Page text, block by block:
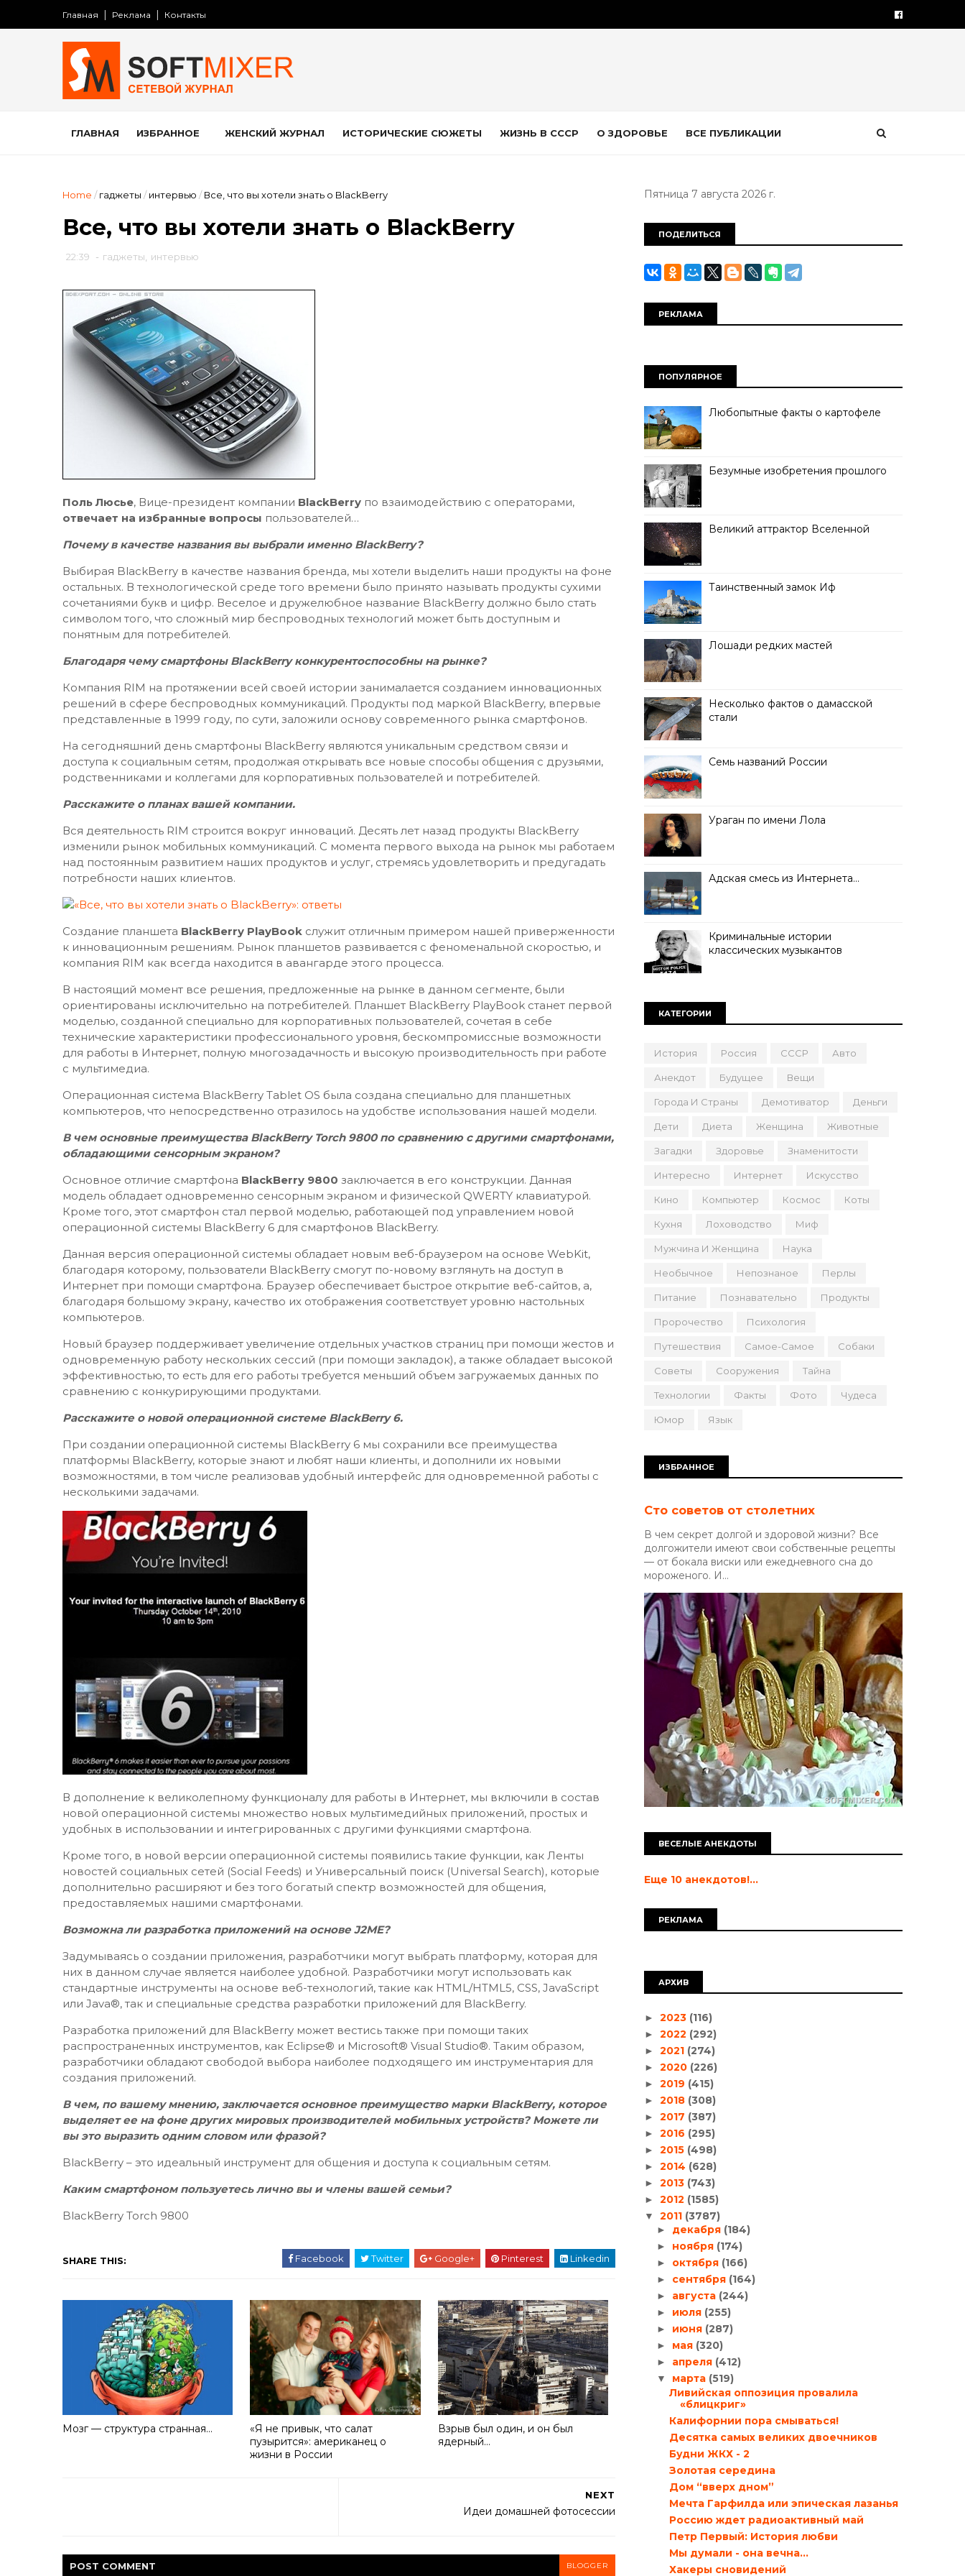
Главная Реклама Контакты
ГЛАВНАЯ ИЗБРАННОЕ ЖЕНСКИЙ ЖУРНАЛ ИСТОРИЧЕСКИЕ СЮЖЕТЫ ЖИЗНЬ В СССР О ЗДОРОВЬЕ ВСЕ ПУБЛИКАЦИИ
Home / гаджеты / интервью / Все, что вы хотели знать о BlackBerry
Все, что вы хотели знать о BlackBerry
22:39 - гаджеты интервью
Поль Люсье, Вице-президент компании BlackBerry по взаимодействию с операторами,
отвечает на избранные вопросы пользователей…
Почему в качестве названия вы выбрали именно BlackBerry?
Выбирая BlackBerry в качестве названия бренда, мы хотели выделить наши продукты на фоне
остальных. В технологической среде того времени было принято называть продукты сухими
сочетаниями букв и цифр. Веселое и дружелюбное название BlackBerry должно было стать
символом того, что сложный мир беспроводных технологий может быть доступным и
понятным для потребителей.
Благодаря чему смартфоны BlackBerry конкурентоспособны на рынке?
Компания RIM на протяжении всей своей истории занималается созданием инновационных
решений в сфере беспроводных коммуникаций. Продукты под маркой BlackBerry, впервые
представленные в 1999 году, по сути, заложили основу современного рынка смартфонов.
На сегодняшний день смартфоны BlackBerry являются уникальным средством связи и
доступа к социальным сетям, продолжая открывать все новые способы общения с друзьями,
родственниками и коллегами для корпоративных пользователей и потребителей.
Расскажите о планах вашей компании.
Вся деятельность RIM строится вокруг инноваций. Десять лет назад продукты BlackBerry
изменили рынок мобильных коммуникаций. С момента первого выхода на рынок мы работаем
над постоянным развитием наших продуктов и услуг, стремясь удовлетворить и предугадать
потребности наших клиентов.
Создание планшета BlackBerry PlayBook служит отличным примером нашей приверженности
к инновационным решениям. Рынок планшетов развивается с феноменальной скоростью, и
компания RIM как всегда находится в авангарде этого процесса.
В настоящий момент все решения, предложенные на рынке в данном сегменте, были
ориентированы исключительно на потребителей. Планшет BlackBerry PlayBook станет первой
моделью, созданной специально для корпоративных пользователей, сочетая в себе
технические характеристики профессионального уровня, бескомпромиссные возможности
для работы в Интернет, полную многозадачность и высокую производительность при работе
с мультимедиа.
Операционная система BlackBerry Tablet OS была создана специально для планшетных
компьютеров, что непосредственно отразилось на удобстве использования нашей модели.
В чем основные преимущества BlackBerry Torch 9800 по сравнению с другими смартфонами,
обладающими сенсорным экраном?
Основное отличие смартфона BlackBerry 9800 заключается в его конструкции. Данная
модель обладает одновременно сенсорным экраном и физической QWERTY клавиатурой.
Кроме того, этот смартфон стал первой моделью, работающей под управлением новой
операционной системы BlackBerry 6 для смартфонов BlackBerry.
Данная версия операционной системы обладает новым веб-браузером на основе WebKit,
благодаря которому, пользователи BlackBerry смогут по-новому взглянуть на доступ в
Интернет при помощи смартфона. Браузер обеспечивает быстрое открытие веб-сайтов, а,
благодаря большому экрану, качество их отображения соответствует уровню настольных
компьютеров.
Новый браузер поддерживает увеличение отдельных участков страниц при помощи жестов и
одновременную работу нескольких сессий (при помощи закладок), а также обладает высокой
эффективностью, то есть для его работы требуется меньший объем загружаемых данных по
сравнению с конкурирующими продуктами.
Расскажите о новой операционной системе BlackBerry 6.
При создании операционной системы BlackBerry 6 мы сохранили все преимущества
платформы BlackBerry, которые знают и любят наши клиенты, и дополнили их новыми
возможностями, в том числе реализовав удобный интерфейс для одновременной работы с
несколькими задачами.
В дополнение к великолепному функционалу для работы в Интернет, мы включили в состав
новой операционной системы множество новых мультимедийных приложений, простых и
удобных в использовании и интегрированных с другими функциями смартфона.
Кроме того, в новой версии операционной системы появились такие функции, как Ленты
новостей социальных сетей (Social Feeds) и Универсальный поиск (Universal Search), которые
дополнительно расширяют и без того богатый спектр возможностей для общения,
предоставляемых нашими смартфонами.
Возможна ли разработка приложений на основе J2ME?
Задумываясь о создании приложения, разработчики могут выбрать платформу, которая для
них в данном случае является наиболее удобной. Разработчики могут использовать как
стандартные инструменты на основе веб-технологий, такие как HTML/HTML5, CSS, JavaScript
или Java®, так и специальные средства разработки приложений для BlackBerry.
Разработка приложений для BlackBerry может вестись также при помощи таких
распространенных инструментов, как Eclipse® и Microsoft® Visual Studio®. Таким образом,
разработчики обладают свободой выбора наиболее подходящего им инструментария для
создания приложений.
В чем, по вашему мнению, заключается основное преимущество марки BlackBerry, которое
выделяет ее на фоне других мировых производителей мобильных устройств? Можете ли
вы это выразить одним словом или фразой?
BlackBerry – это идеальный инструмент для общения и доступа к социальным сетям.
Каким смартфоном пользуетесь лично вы и члены вашей семьи?
BlackBerry Torch 9800
SHARE THIS: Facebook Twitter Google+ Pinterest Linkedin
Мозг — структура странная…
«Я не привык, что салат
пузырится»: американец о
жизни в России
Взрыв был один, и он был
ядерный…
NEXT
Идеи домашней фотосессии
POST COMMENT BLOGGER
Пятница 7 августа 2026 г.
ПОДЕЛИТЬСЯ
РЕКЛАМА
ПОПУЛЯРНОЕ
Любопытные факты о картофеле
Безумные изобретения прошлого
Великий аттрактор Вселенной
Таинственный замок Иф
Лошади редких мастей
Несколько фактов о дамасской
стали
Семь названий России
Ураган по имени Лола
Адская смесь из Интернета…
Криминальные истории
классических музыкантов
КАТЕГОРИИ
История Россия СССР Авто
Анекдот Будущее Вещи
Города И Страны Демотиватор Деньги
Дети Диета Женщина Животные
Загадки Здоровье Знаменитости
Интересно Интернет Искусство
Кино Компьютер Космос Коты
Кухня Лоховодство Миф
Мужчина И Женщина Наука
Необычное Непознаное Перлы
Питание Познавательно Продукты
Пророчество Психология
Путешествия Самое-Самое Собаки
Советы Сооружения Тайна
Технологии Факты Фото Чудеса
Юмор Язык
ИЗБРАННОЕ
Сто советов от столетних
В чем секрет долгой и здоровой жизни? Все
долгожители имеют свои собственные рецепты
— от бокала виски или ежедневного сна до
мороженого. И...
ВЕСЕЛЫЕ АНЕКДОТЫ
Еще 10 анекдотов!...
РЕКЛАМА
АРХИВ
► 2023 (116)
► 2022 (292)
► 2021 (274)
► 2020 (226)
► 2019 (415)
► 2018 (308)
► 2017 (387)
► 2016 (295)
► 2015 (498)
► 2014 (628)
► 2013 (743)
► 2012 (1585)
▼ 2011 (3787)
► декабря (184)
► ноября (174)
► октября (166)
► сентября (164)
► августа (244)
► июля (255)
► июня (287)
► мая (320)
► апреля (412)
▼ марта (519)
Ливийская оппозиция провалила
«блицкриг»
Калифорнии пора смываться!
Десятка самых великих двоечников
Будни ЖКХ - 2
Золотая середина
Дом “вверх дном”
Мечта Гарфилда или эпическая лазанья
Россию ждет радиоактивный май
Петр Первый: История любви
Мы думали - она вечна...
Хакеры сновидений